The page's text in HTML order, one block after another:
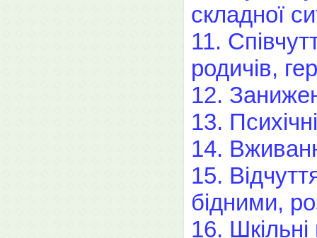
складної
11.
родичів,
12.
13.
14.
15.
бідними,
16.